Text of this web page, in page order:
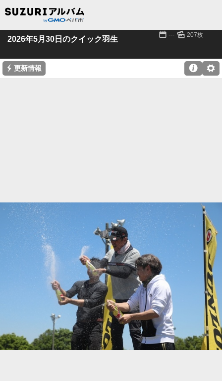
2026年5月30日のクイック羽生 📅 --- 🌄 207枚
⚡ 更新情報 ⚙
